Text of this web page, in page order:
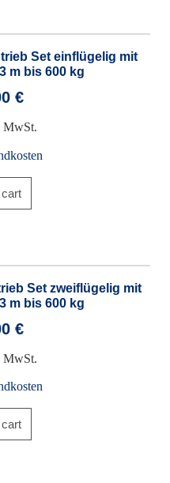
Set einflügelig mit
m bis 600 kg
€
MwSt.
Set zweiflügelig mit
m bis 600 kg
€
MwSt.